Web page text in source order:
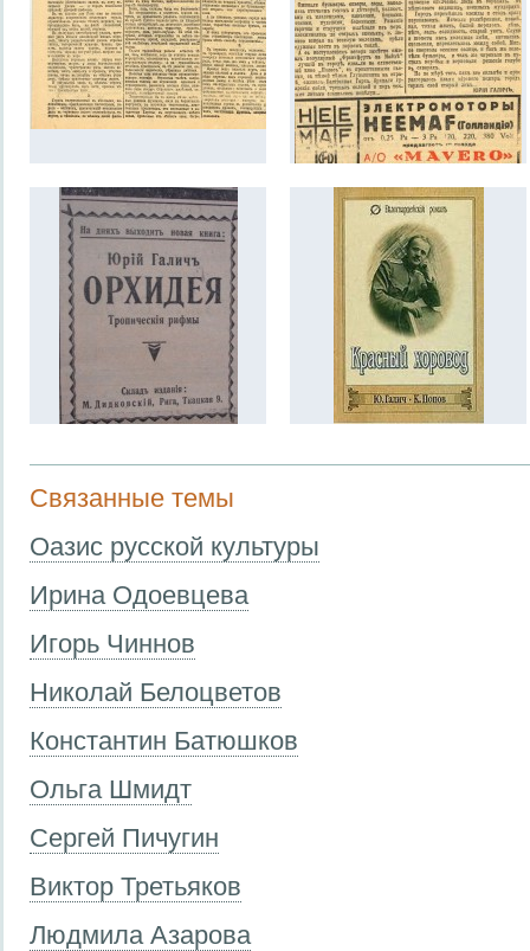
Связанные темы
Оазис русской культуры
Ирина Одоевцева
Игорь Чиннов
Николай Белоцветов
Константин Батюшков
Ольга Шмидт
Сергей Пичугин
Виктор Третьяков
Людмила Азарова